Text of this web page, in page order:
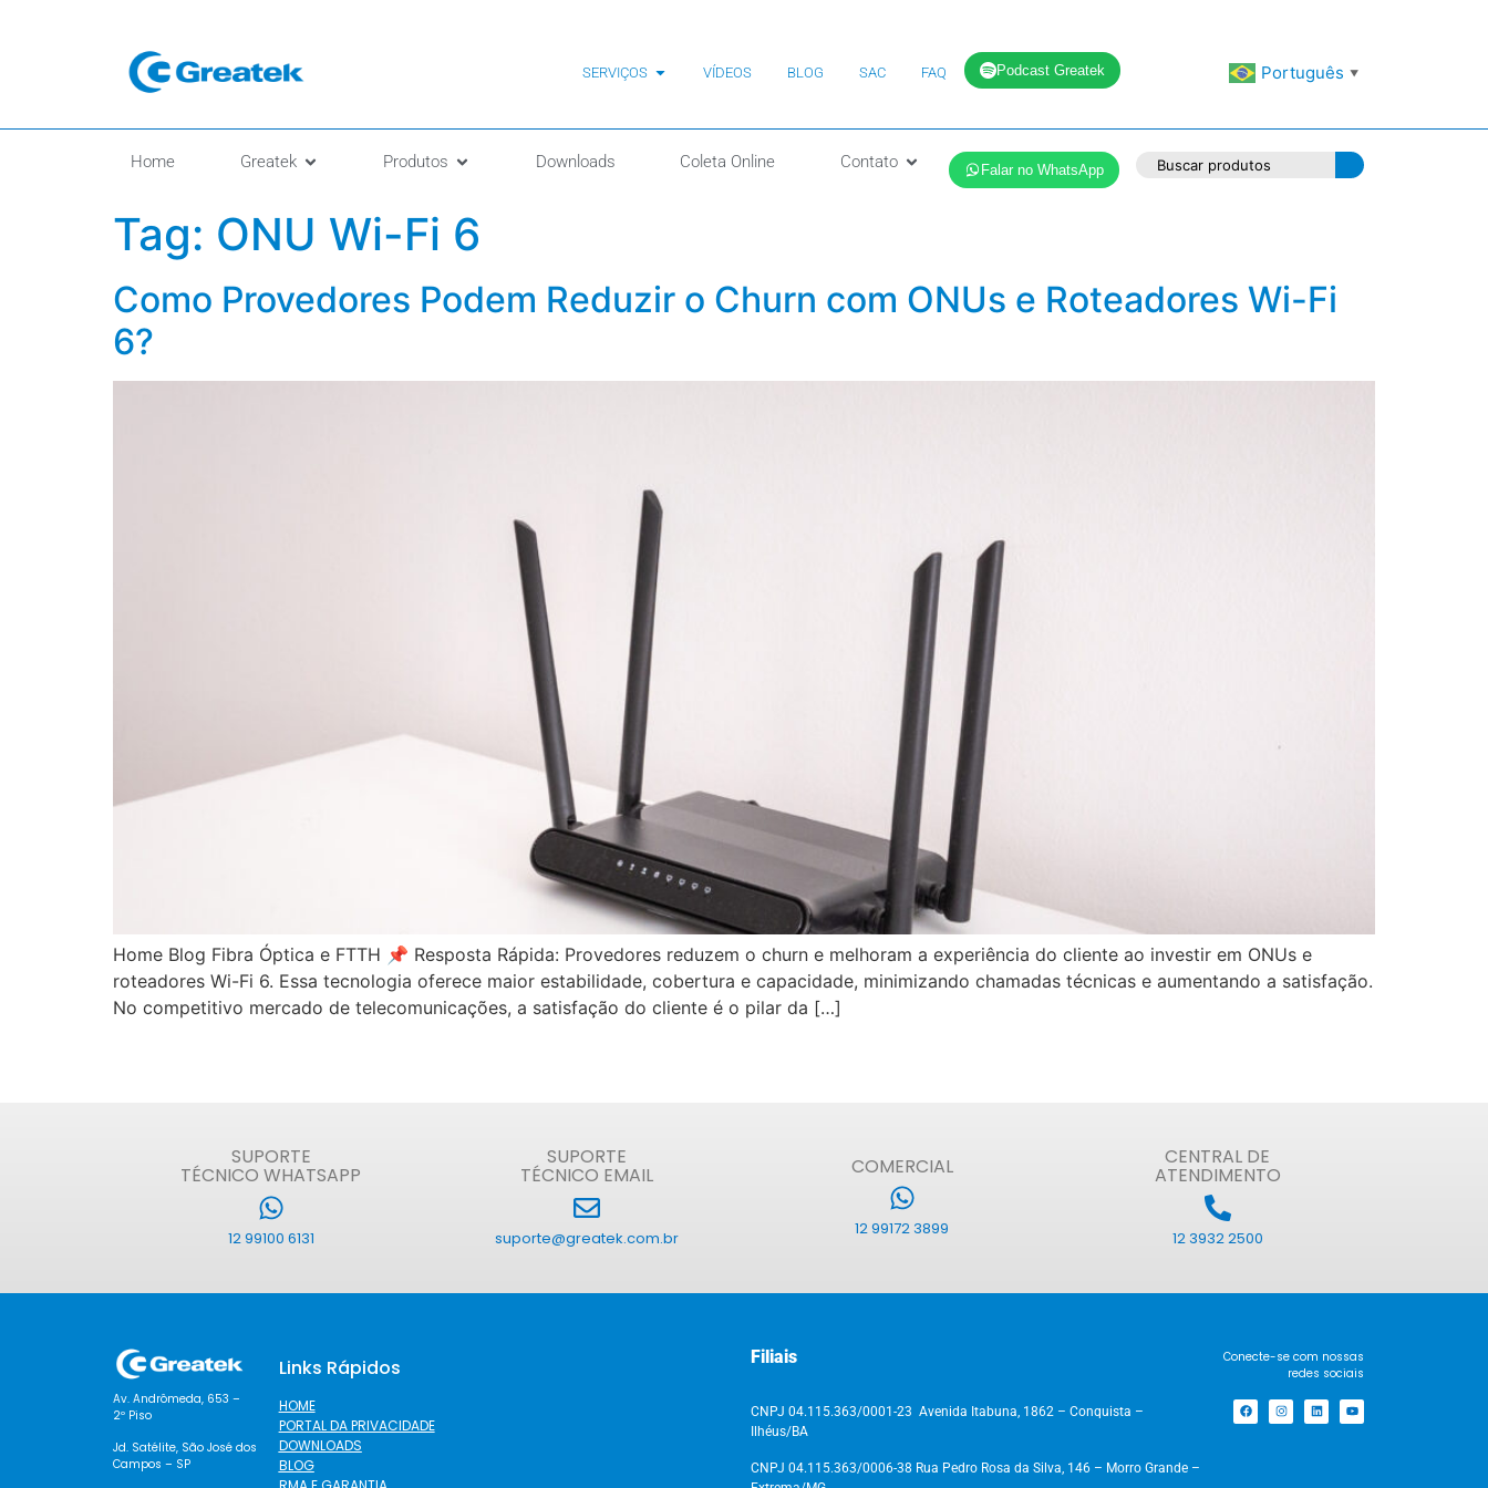
SERVIÇOS VÍDEOS BLOG SAC FAQ Podcast Greatek Português ▼
Home Greatek Produtos Downloads Coleta Online Contato Falar no WhatsApp
Tag: ONU Wi-Fi 6
Como Provedores Podem Reduzir o Churn com ONUs e Roteadores Wi-Fi
6?
Home Blog Fibra Óptica e FTTH 📌 Resposta Rápida: Provedores reduzem o churn e melhoram a experiência do cliente ao investir em ONUs e
roteadores Wi-Fi 6. Essa tecnologia oferece maior estabilidade, cobertura e capacidade, minimizando chamadas técnicas e aumentando a satisfação.
No competitivo mercado de telecomunicações, a satisfação do cliente é o pilar da […]
SUPORTE
TÉCNICO WHATSAPP
12 99100 6131
SUPORTE
TÉCNICO EMAIL
suporte@greatek.com.br
COMERCIAL
12 99172 3899
CENTRAL DE
ATENDIMENTO
12 3932 2500
Av. Andrômeda, 653 –
2º Piso
Jd. Satélite, São José dos
Campos – SP
Links Rápidos
HOME
PORTAL DA PRIVACIDADE
DOWNLOADS
BLOG
Filiais
CNPJ 04.115.363/0001-23 Avenida Itabuna, 1862 – Conquista –
Ilhéus/BA
CNPJ 04.115.363/0006-38 Rua Pedro Rosa da Silva, 146 – Morro Grande –
Conecte-se com nossas
redes sociais